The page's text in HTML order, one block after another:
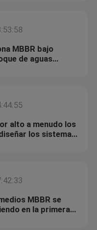
MBBR bajo
de aguas
alto a menudo los
los sistemas
MBBR se
en la primera